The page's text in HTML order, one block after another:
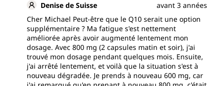
Denise de Suisse
avant 3 années
Cher Michael Peut-être que le Q10 serait une option
supplémentaire ? Ma fatigue s'est nettement
améliorée après avoir augmenté lentement mon
dosage. Avec 800 mg (2 capsules matin et soir), j'ai
trouvé mon dosage pendant quelques mois. Ensuite,
j'ai arrêté lentement, et voilà que la situation s'est à
nouveau dégradée. Je prends à nouveau 600 mg, car